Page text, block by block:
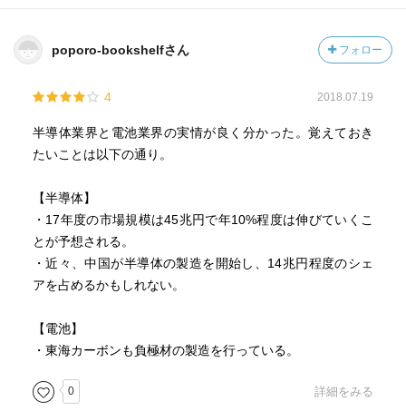
poporo-bookshelfさん フォロー
4 2018.07.19
半導体業界と電池業界の実情が良く分かった。覚えておき
たいことは以下の通り。
【半導体】
・17年度の市場規模は45兆円で年10%程度は伸びていくこ
とが予想される。
・近々、中国が半導体の製造を開始し、14兆円程度のシェ
アを占めるかもしれない。
【電池】
・東海カーボンも負極材の製造を行っている。
0 詳細をみる